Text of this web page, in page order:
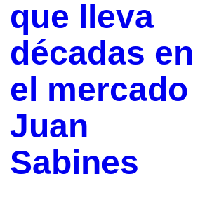
que lleva
décadas en
el mercado
Juan
Sabines